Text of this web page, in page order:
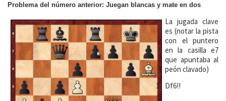
Problema del número anterior: Juegan blancas y mate en dos
La jugada clave
es (notar la pista
con el puntero
en la casilla e7
que apuntaba al
peón clavado)
Df6!!